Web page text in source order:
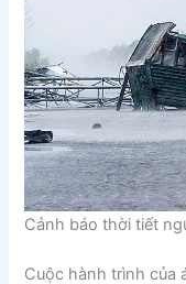
Cảnh báo thời tiết
Cuộc hành trình của